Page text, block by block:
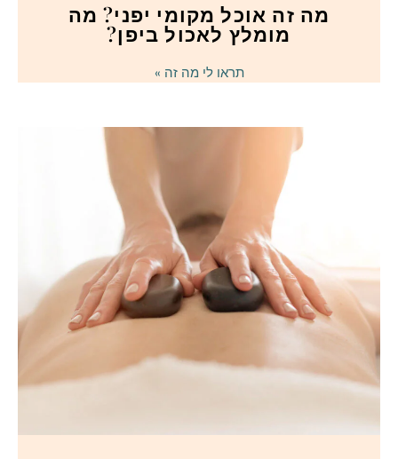
מה זה אוכל מקומי יפני? מה
מומלץ לאכול ביפן?
תראו לי מה זה »